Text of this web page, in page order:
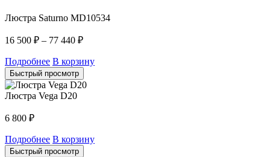
Люстра Saturno MD10534
16 500 ₽ – 77 440 ₽
Подробнее В корзину
Быстрый просмотр
Люстра Vega D20
6 800 ₽
Подробнее В корзину
Быстрый просмотр